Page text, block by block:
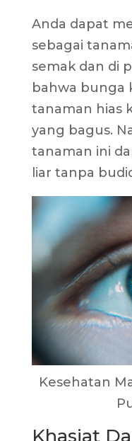
Anda dapat
sebagai
semak dan di
bahwa bunga
tanaman hias
yang bagus.
tanaman ini
liar tanpa
Kesehatan
Khasiat